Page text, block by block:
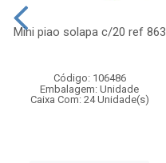
Mini piao solapa c/20 ref 863
Código: 106486
Embalagem: Unidade
Caixa Com: 24 Unidade(s)